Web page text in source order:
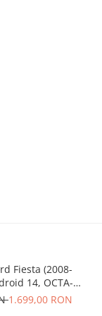
Fiesta (2008-
14, OCTA-
8 GB RAM 128
1.699,00 RON